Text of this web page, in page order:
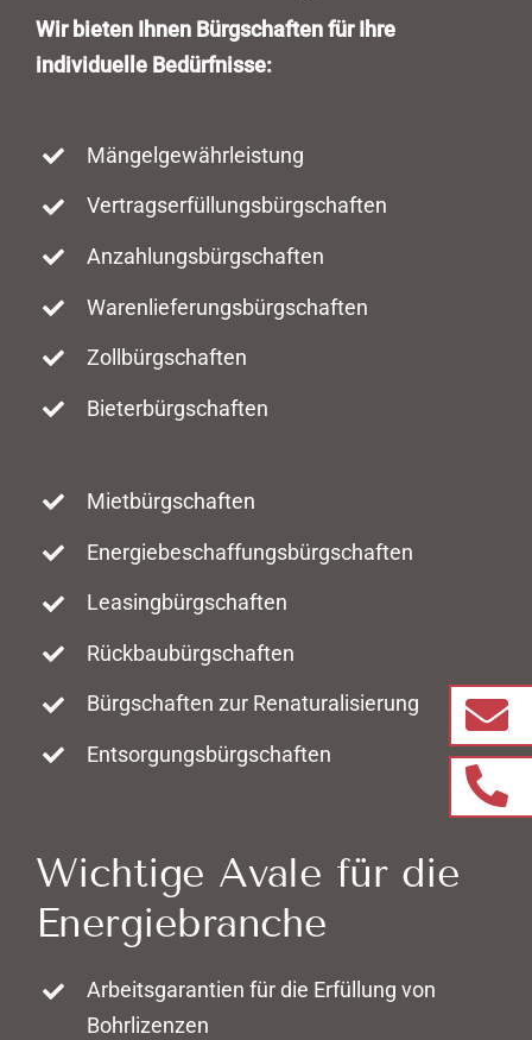
Wir bieten Ihnen Bürgschaften für Ihre
individuelle Bedürfnisse:
Mängelgewährleistung
Vertragserfüllungsbürgschaften
Anzahlungsbürgschaften
Warenlieferungsbürgschaften
Zollbürgschaften
Bieterbürgschaften
Mietbürgschaften
Energiebeschaffungsbürgschaften
Leasingbürgschaften
Rückbaubürgschaften
Bürgschaften zur Renaturalisierung
Entsorgungsbürgschaften
Wichtige Avale für die
Energiebranche
Arbeitsgarantien für die Erfüllung von
Bohrlizenzen